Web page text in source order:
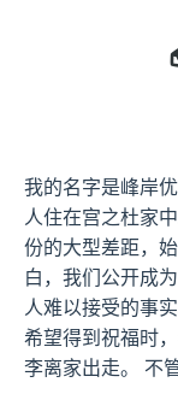
我的名字是峰岸
人住在宫之杜家
份的大型差距，
白，我们公开成
人难以接受的事
希望得到祝福时
李离家出走。 不